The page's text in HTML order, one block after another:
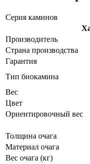
Серия каминов
Производитель
Страна производства
Гарантия
Тип биокамина
Вес
Цвет
Ориентировочный вес
Толщина очага
Материал очага
Вес очага (кг)